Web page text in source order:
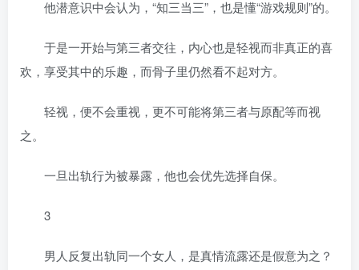
他潜意识中会认为，“知三当三”，也是懂“游戏规则”的。
于是一开始与第三者交往，内心也是轻视而非真正的喜
欢，享受其中的乐趣，而骨子里仍然看不起对方。
轻视，便不会重视，更不可能将第三者与原配等而视
之。
一旦出轨行为被暴露，他也会优先选择自保。
3
男人反复出轨同一个女人，是真情流露还是假意为之？